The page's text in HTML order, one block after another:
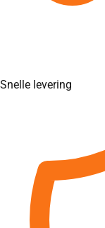
Snelle levering